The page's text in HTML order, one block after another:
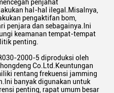
penjahat
hal-hal ilegal.Misalnya,
pengaktifan bom,
penjara dan sebagainya.Ini
keamanan tempat-tempat
penting.
2000-5 diproduksi oleh
Co.Ltd.Keuntungan
rentang frekuensi jamming
banyak digunakan untuk
penting, rapat umum besar